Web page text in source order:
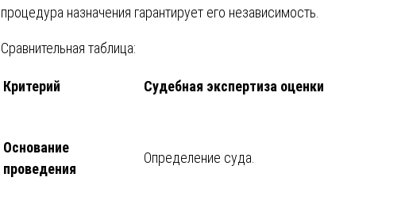
процедура назначения гарантирует его независимость.
Сравнительная таблица:
Критерий Судебная экспертиза оценки
Основание
проведения
Определение суда.